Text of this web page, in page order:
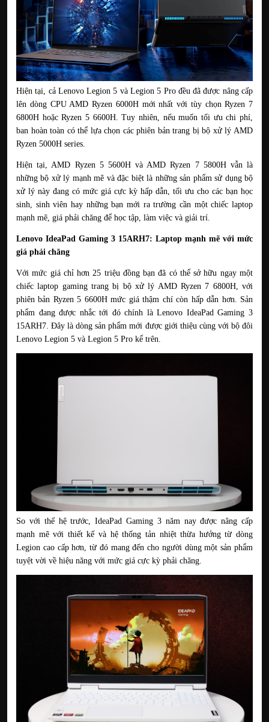
Hiện tại, cả Lenovo Legion 5 và Legion 5 Pro đều đã được nâng cấp
lên dòng CPU AMD Ryzen 6000H mới nhất với tùy chọn Ryzen 7
6800H hoặc Ryzen 5 6600H. Tuy nhiên, nếu muốn tối ưu chi phí,
ban hoàn toàn có thể lựa chọn các phiên bản trang bị bộ xử lý AMD
Ryzen 5000H series.
Hiện tại, AMD Ryzen 5 5600H và AMD Ryzen 7 5800H vẫn là
những bộ xử lý mạnh mẽ và đặc biệt là những sản phẩm sử dụng bộ
xử lý này đang có mức giá cực kỳ hấp dẫn, tối ưu cho các bạn học
sinh, sinh viên hay những bạn mới ra trường cần một chiếc laptop
mạnh mẽ, giá phải chăng để học tập, làm việc và giải trí.
Lenovo IdeaPad Gaming 3 15ARH7: Laptop mạnh mẽ với mức
giá phải chăng
Với mức giá chỉ hơn 25 triệu đồng bạn đã có thể sở hữu ngay một
chiếc laptop gaming trang bị bộ xử lý AMD Ryzen 7 6800H, với
phiên bản Ryzen 5 6600H mức giá thậm chí còn hấp dẫn hơn. Sản
phẩm đang được nhắc tới đó chính là Lenovo IdeaPad Gaming 3
15ARH7. Đây là dòng sản phẩm mới được giới thiệu cùng với bộ đôi
Lenovo Legion 5 và Legion 5 Pro kể trên.
So với thế hệ trước, IdeaPad Gaming 3 năm nay được nâng cấp
mạnh mẽ với thiết kế và hệ thống tản nhiệt thừa hưởng từ dòng
Legion cao cấp hơn, từ đó mang đến cho người dùng một sản phẩm
tuyệt vời về hiệu năng với mức giá cực kỳ phải chăng.